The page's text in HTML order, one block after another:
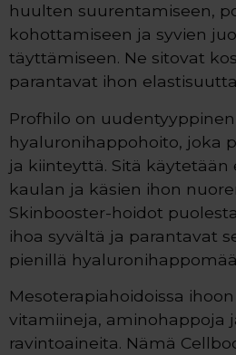
huulten suurentamiseen,
kohottamiseen ja syvien
täyttämiseen. Ne sitovat
parantavat ihon
Profhilo on uudentyyppinen
hyaluronihappohoito, joka
ja kiinteyttä. Sitä käytetään
kaulan ja käsien ihon
Skinbooster-hoidot
ihoa syvältä ja parantavat
pienillä
Mesoterapiahoidoissa
vitamiineja, aminohappoja
ravintoaineita. Nämä